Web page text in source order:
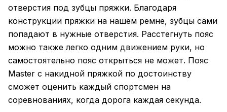
отверстия под зубцы пряжки. Благодаря
конструкции пряжки на нашем ремне, зубцы сами
попадают в нужные отверстия. Расстегнуть пояс
можно также легко одним движением руки, но
самостоятельно пояс открыться не может. Пояс
Master с накидной пряжкой по достоинству
сможет оценить каждый спортсмен на
соревнованиях, когда дорога каждая секунда.